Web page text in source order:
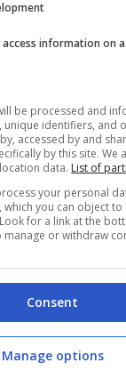
si
in Svezia, a
accoglie,
in clausura.
della madre,
verso i più
in
nel 1380
muore il 22
information on
be processed and
unique identifiers, and
accessed by and
by this site. We
data. List of
your personal
you can object to
for a link at the
manage or withdraw
Consent
Manage options